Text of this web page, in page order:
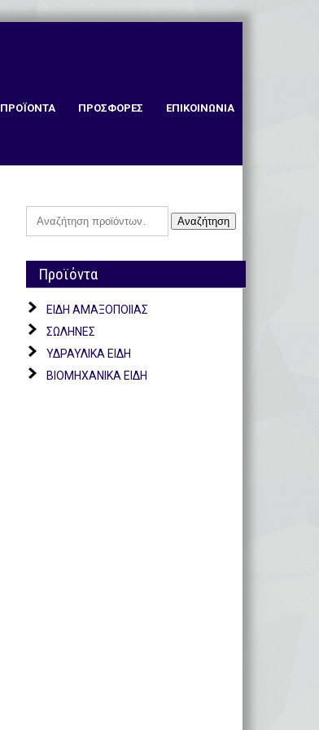
ΠΡΟΪΟΝΤΑ ΠΡΟΣΦΟΡΕΣ ΕΠΙΚΟΙΝΩΝΙΑ
Αναζήτηση
Αναζήτηση
Προϊόντα
ΕΙΔΗ ΑΜΑΞΟΠΟΙΙΑΣ
ΣΩΛΗΝΕΣ
ΥΔΡΑΥΛΙΚΑ ΕΙΔΗ
ΒΙΟΜΗΧΑΝΙΚΑ ΕΙΔΗ